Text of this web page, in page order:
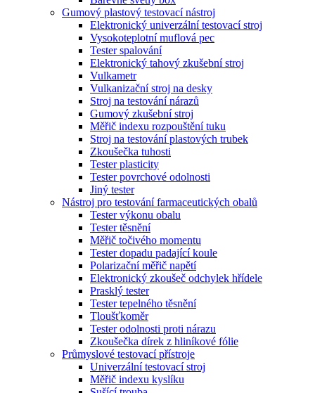
Gumový plastový testovací nástroj
Elektronický univerzální testovací stroj
Vysokoteplotní muflová pec
Tester spalování
Elektronický tahový zkušební stroj
Vulkametr
Vulkanizační stroj na desky
Stroj na testování nárazů
Gumový zkušební stroj
Měřič indexu rozpouštění tuku
Stroj na testování plastových trubek
Zkoušečka tuhosti
Tester plasticity
Tester povrchové odolnosti
Jiný tester
Nástroj pro testování farmaceutických obalů
Tester výkonu obalu
Tester těsnění
Měřič točivého momentu
Tester dopadu padající koule
Polarizační měřič napětí
Elektronický zkoušeč odchylek hřídele
Prasklý tester
Tester tepelného těsnění
Tloušťkoměr
Tester odolnosti proti nárazu
Zkoušečka dírek z hliníkové fólie
Průmyslové testovací přístroje
Univerzální testovací stroj
Měřič indexu kyslíku